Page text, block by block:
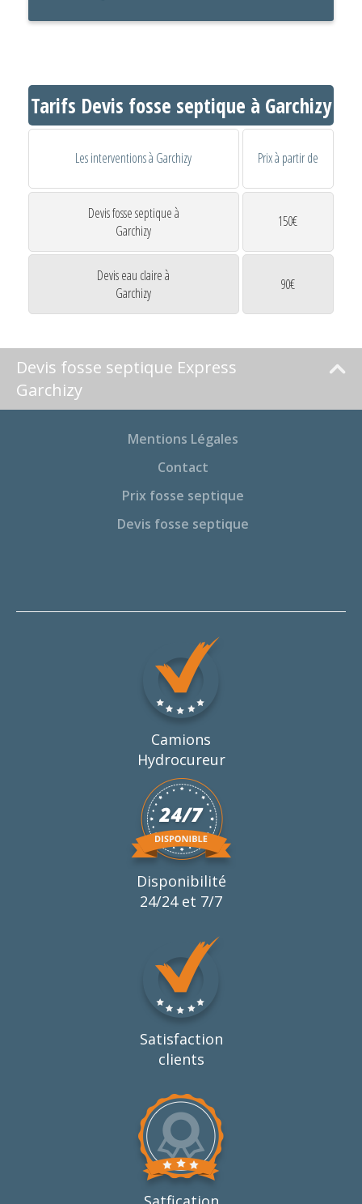
Tarifs Devis fosse septique à Garchizy
Les interventions à Garchizy Prix à partir de
Devis fosse septique à
Garchizy
150€
Devis eau claire à
Garchizy
90€
Devis fosse septique Express
Garchizy
Mentions Légales
Contact
Prix fosse septique
Devis fosse septique
Camions
Hydrocureur
Disponibilité
24/24 et 7/7
Satisfaction
clients